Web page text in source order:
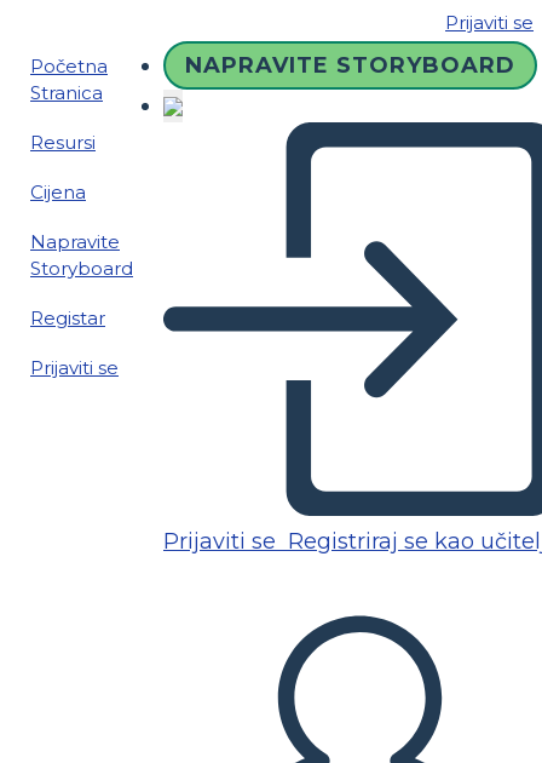
Prijaviti se
Početna
Stranica
Resursi
Cijena
Napravite
Storyboard
Registar
Prijaviti se
NAPRAVITE STORYBOARD
Prijaviti se Registriraj se kao